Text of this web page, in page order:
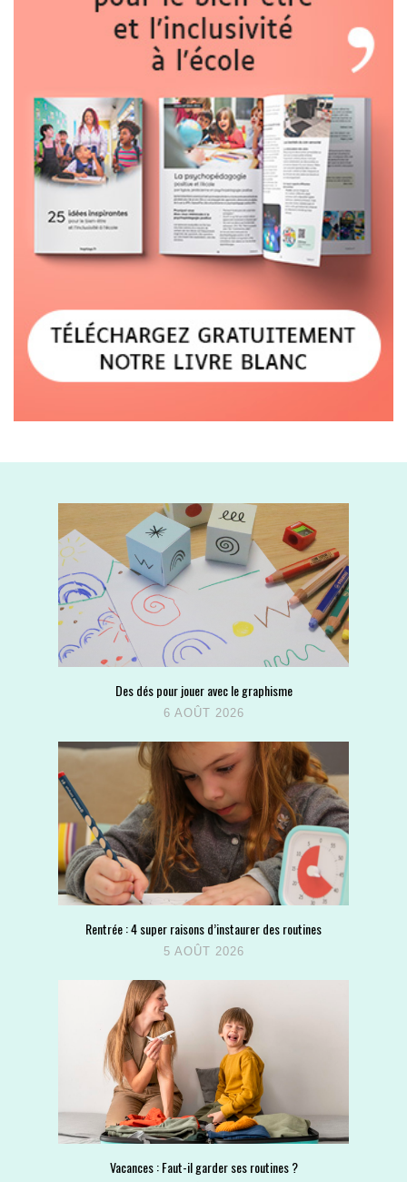
Des dés pour jouer avec le graphisme
6 AOÛT 2026
Rentrée : 4 super raisons d’instaurer des routines
5 AOÛT 2026
Vacances : Faut-il garder ses routines ?